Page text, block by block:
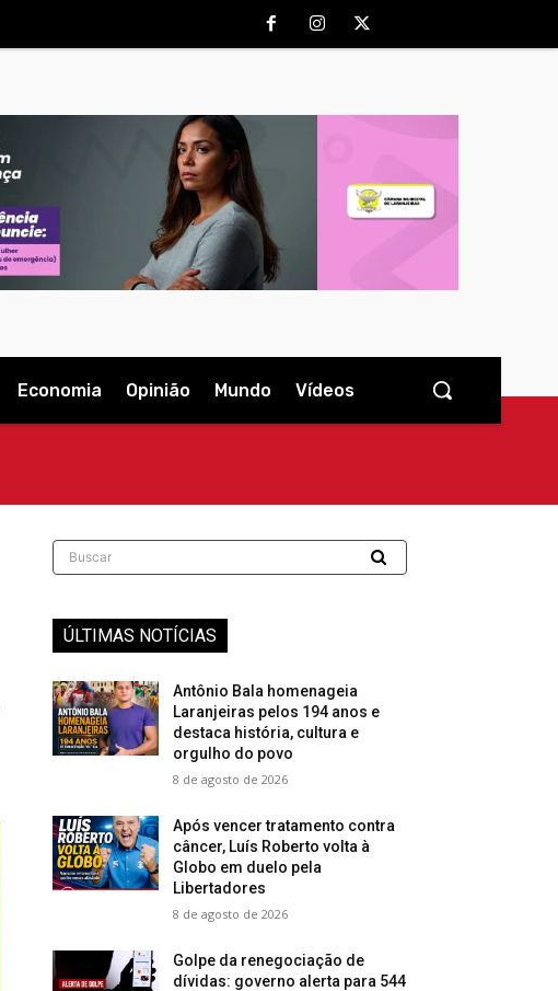
Economia Opinião Mundo Vídeos
Buscar
ÚLTIMAS NOTÍCIAS
Antônio Bala homenageia
Laranjeiras pelos 194 anos e
destaca história, cultura e
orgulho do povo
8 de agosto de 2026
Após vencer tratamento contra
câncer, Luís Roberto volta à
Globo em duelo pela
Libertadores
8 de agosto de 2026
Golpe da renegociação de
dívidas: governo alerta para 544